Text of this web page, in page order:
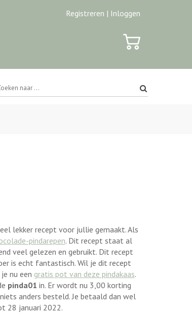
Registreren | Inloggen
lekker recept voor jullie gemaakt. Als
pindarepen. Dit recept staat al
veel gelezen en gebruikt. Dit recept
is echt fantastisch. Wil je dit recept
nu een gratis pot van deze pindakaas.
pinda01 in. Er wordt nu 3,00 korting
anders besteld. Je betaald dan wel
28 januari 2022.